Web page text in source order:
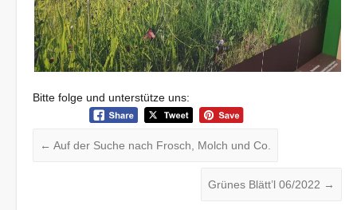
Bitte folge und unterstütze uns:
← Auf der Suche nach Frosch, Molch und Co.
Grünes Blätt’l 06/2022 →